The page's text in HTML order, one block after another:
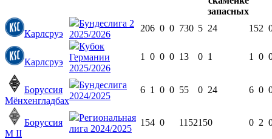
Карлсруэ
Бундеслига 2
2025/2026
206 0 0 730 5 24 152
Карлсруэ
Кубок
Германии
2025/2026
1 0 0 0 13 0 1 1 0
Боруссия
Мёнхенгладбах
Бундеслига
2024/2025
6 1 0 0 55 0 24 6 0
Боруссия
М II
Региональная
лига 2024/2025
154 0 1152150 0 2